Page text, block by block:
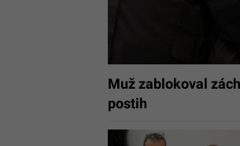
Muž zablokoval
postih